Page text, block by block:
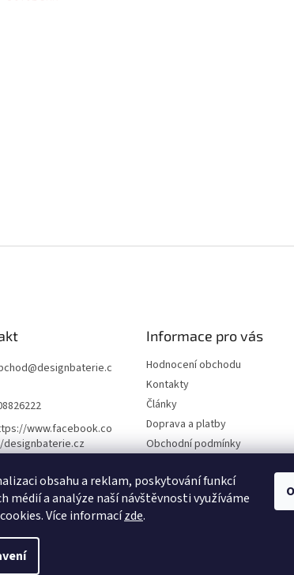
obsahu a reklam, poskytování funkcí
médií a analýze naší návštěvnosti využíváme
Více informacízde.
@designbaterie.c
www.facebook.co
designbaterie.cz
Informace pro vás
Hodnocení obchodu
Kontakty
Články
Doprava a platby
Obchodní podmínky
údajů
SLEVA na první nákup 500 kč
vyhrazena.